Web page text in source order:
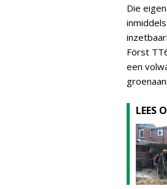
Die
Först
een
LEES